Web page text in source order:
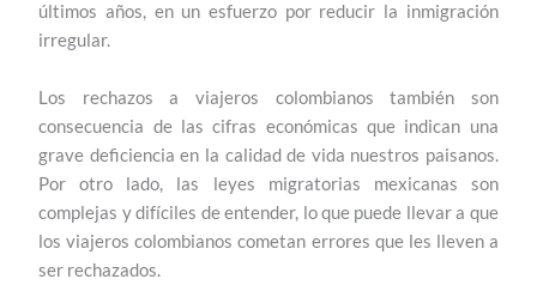
últimos años, en un esfuerzo por reducir la inmigración
irregular.
Los rechazos a viajeros colombianos también son
consecuencia de las cifras económicas que indican una
grave deficiencia en la calidad de vida nuestros paisanos.
Por otro lado, las leyes migratorias mexicanas son
complejas y difíciles de entender, lo que puede llevar a que
los viajeros colombianos cometan errores que les lleven a
ser rechazados.